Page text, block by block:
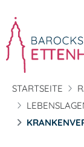
STARTSEITE